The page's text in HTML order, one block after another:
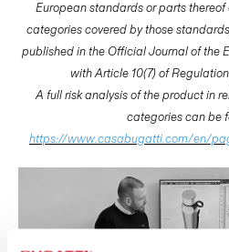
European standards or parts
categories covered by those
published in the Official Journal of the
with Article 10(7) of
A full risk analysis of the product in
categories can be
https://www.casabugatti.com/en/